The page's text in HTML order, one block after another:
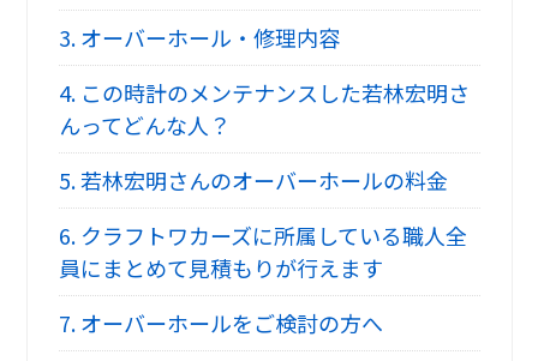
3.オーバーホール・修理内容
4.この時計のメンテナンスした若林宏明さ
んってどんな人？
5.若林宏明さんのオーバーホールの料金
6.クラフトワカーズに所属している職人全
員にまとめて見積もりが行えます
7.オーバーホールをご検討の方へ